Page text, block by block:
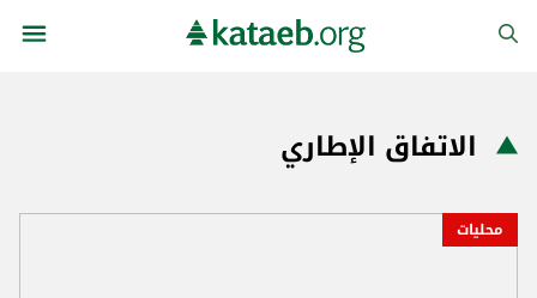
الاتفاق الإطاري
محليات